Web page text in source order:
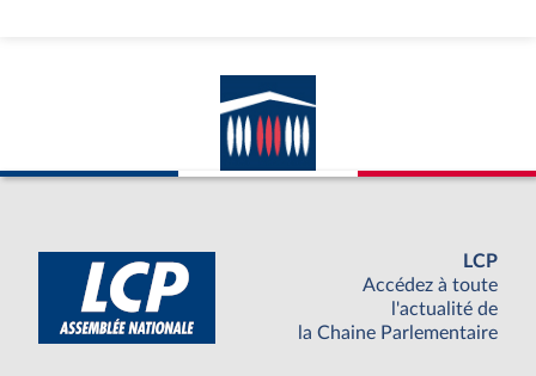
LCP
Accédez à toute
l'actualité de
la Chaine Parlementaire